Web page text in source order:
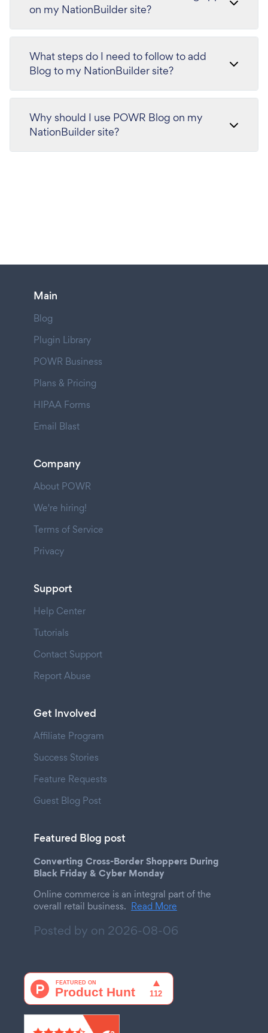
on my NationBuilder site?
What steps do I need to follow to add
Blog to my NationBuilder site?
Why should I use POWR Blog on my
NationBuilder site?
Main
Blog
Plugin Library
POWR Business
Plans & Pricing
HIPAA Forms
Email Blast
Company
About POWR
We're hiring!
Terms of Service
Privacy
Support
Help Center
Tutorials
Contact Support
Report Abuse
Get Involved
Affiliate Program
Success Stories
Feature Requests
Guest Blog Post
Featured Blog post
Converting Cross-Border Shoppers During
Black Friday & Cyber Monday
Online commerce is an integral part of the
overall retail business. Read More
Posted by on 2026-08-06